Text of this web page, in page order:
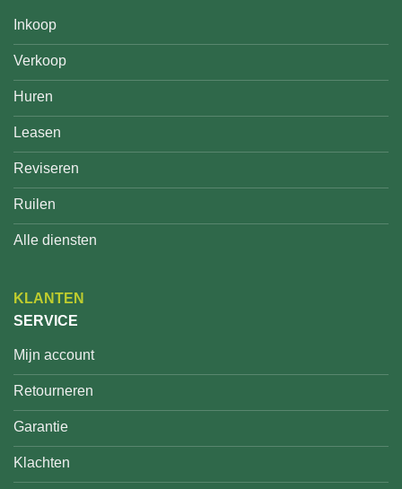
Inkoop
Verkoop
Huren
Leasen
Reviseren
Ruilen
Alle diensten
KLANTEN
SERVICE
Mijn account
Retourneren
Garantie
Klachten